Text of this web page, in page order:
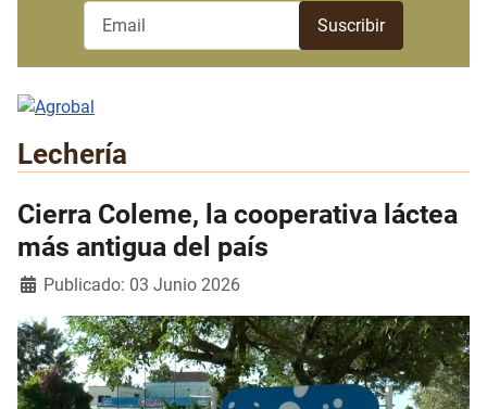
Lechería
Cierra Coleme, la cooperativa láctea
más antigua del país
Detalles
Publicado: 03 Junio 2026